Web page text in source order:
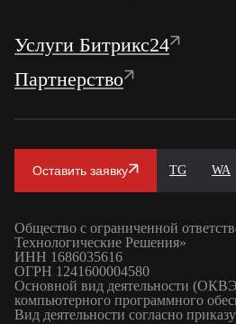
Услуги Битрикс24
Партнерство
Общество с ограниченной
Технологические Решения»
ИНН 1686035616
ОГРН 1241600004580
Основной вид деятельности
компьютерного программного
Вид деятельности согласно
Оставить заявку TG WA